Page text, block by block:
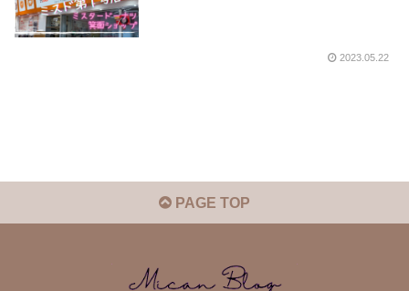
2023.05.22
PAGE TOP